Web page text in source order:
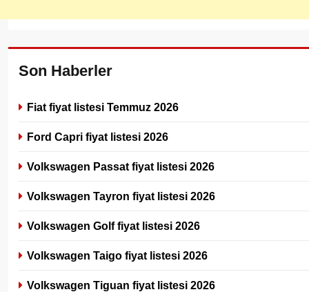
Son Haberler
Fiat fiyat listesi Temmuz 2026
Ford Capri fiyat listesi 2026
Volkswagen Passat fiyat listesi 2026
Volkswagen Tayron fiyat listesi 2026
Volkswagen Golf fiyat listesi 2026
Volkswagen Taigo fiyat listesi 2026
Volkswagen Tiguan fiyat listesi 2026